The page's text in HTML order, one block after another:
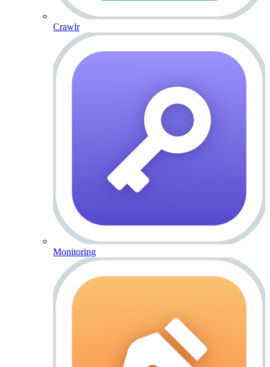
Crawlr
Monitoring